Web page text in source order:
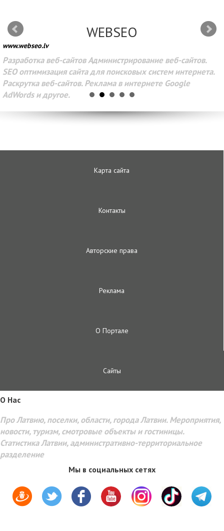
WEBSEO
www.webseo.lv
Разработка веб-сайтов Администрирование веб-сайтов.
SEO оптимизация сайта для поисковых систем интернета.
Раскрутка веб-сайтов. Реклама в интернете Google
AdWords и другое.
Карта сайта
Контакты
Авторские права
Реклама
О Портале
Сайты
O Hac
Про Латвию, поселки, области, города Латвии. Мероприятия,
новости, туризм, смотровые объекты и гостиницы.
Статистика Латвии, административно-территориальное
разделение
Мы в социальных сетях